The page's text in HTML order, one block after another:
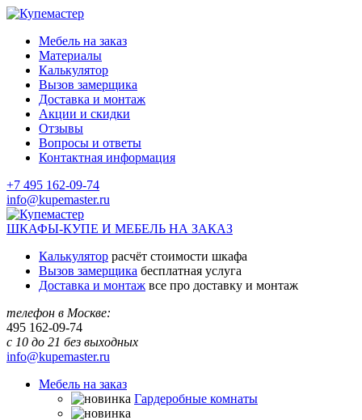
Мебель на заказ
Материалы
Калькулятор
Вызов замерщика
Доставка и монтаж
Акции и скидки
Отзывы
Вопросы и ответы
Контактная информация
+7 495 162-09-74
info@kupemaster.ru
ШКАФЫ-КУПЕ И МЕБЕЛЬ НА ЗАКАЗ
Калькулятор расчёт стоимости шкафа
Вызов замерщика бесплатная услуга
Доставка и монтаж все про доставку и монтаж
телефон в Москве:
495 162-09-74
с 10 до 21 без выходных
info@kupemaster.ru
Мебель на заказ
Гардеробные комнаты